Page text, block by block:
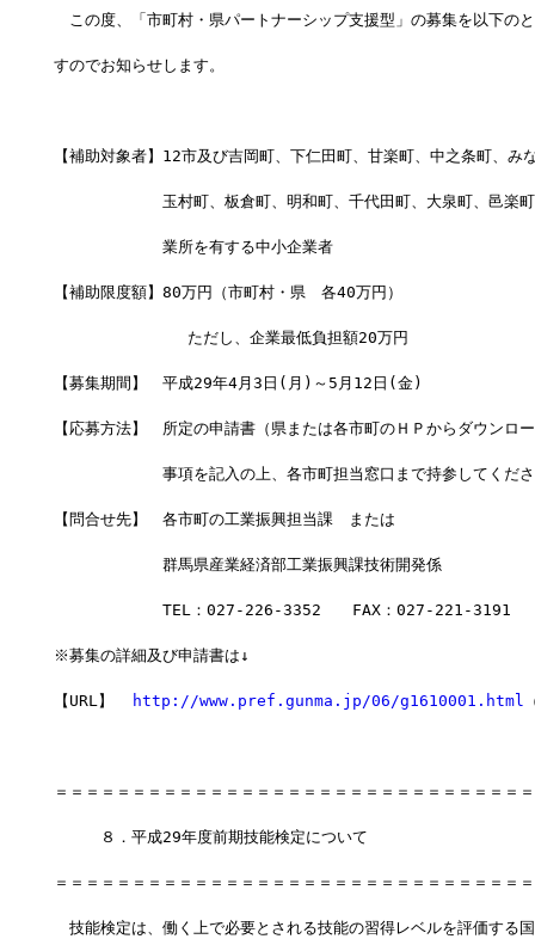
この度、「市町村・県パートナーシップ支援型」の募集を以下の
すのでお知らせします。
【補助対象者】12市及び吉岡町、下仁田町、甘楽町、中之条町、み
玉村町、板倉町、明和町、千代田町、大泉町、邑楽町
業所を有する中小企業者
【補助限度額】80万円（市町村・県　各40万円）
              ただし、企業最低負担額20万円
【募集期間】　平成29年4月3日(月)～5月12日(金)
【応募方法】　所定の申請書（県または各市町のＨＰからダウンロ
事項を記入の上、各市町担当窓口まで持参してくださ
【問合せ先】　各市町の工業振興担当課　または
群馬県産業経済部工業振興課技術開発係
TEL：027-226-3352　　FAX：027-221-3191
※募集の詳細及び申請書は↓
【URL】 http://www.pref.gunma.jp/06/g1610001.html
＝＝＝＝＝＝＝＝＝＝＝＝＝＝＝＝＝＝＝＝＝＝＝＝＝＝＝＝＝＝
８．平成29年度前期技能検定について
＝＝＝＝＝＝＝＝＝＝＝＝＝＝＝＝＝＝＝＝＝＝＝＝＝＝＝＝＝＝
技能検定は、働く上で必要とされる技能の習得レベルを評価する